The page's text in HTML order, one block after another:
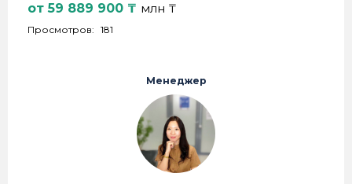
от59 889 900 ₸ млн ₸
Просмотров: 181
Менеджер